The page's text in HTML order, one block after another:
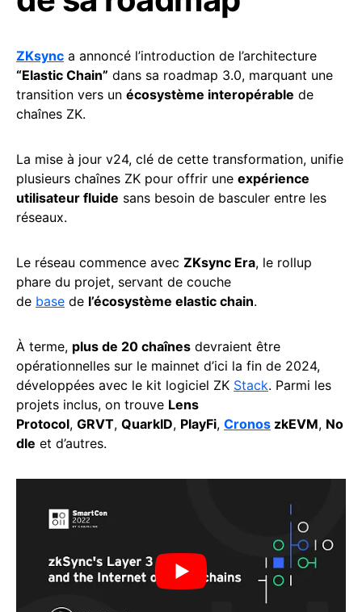
ZKsync a annoncé l’introduction de l’architecture
“Elastic Chain” dans sa roadmap 3.0, marquant une
transition vers un écosystème interopérable de
chaînes ZK.
La mise à jour v24, clé de cette transformation, unifie
plusieurs chaînes ZK pour offrir une expérience
utilisateur fluide sans besoin de basculer entre les
réseaux.
Le réseau commence avec ZKsync Era, le rollup
phare du projet, servant de couche
de base de l’écosystème elastic chain.
À terme, plus de 20 chaînes devraient être
opérationnelles sur le mainnet d’ici la fin de 2024,
développées avec le kit logiciel ZK Stack. Parmi les
projets inclus, on trouve Lens
Protocol, GRVT, QuarkID, PlayFi, Cronos zkEVM, No
dle et d’autres.